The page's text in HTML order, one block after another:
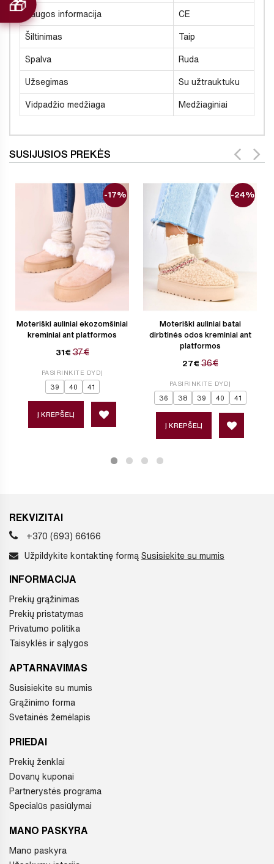
Saugos informacija CE
Šiltinimas Taip
Spalva Ruda
Užsegimas Su užtrauktuku
Vidpadžio medžiaga Medžiaginiai
SUSIJUSIOS PREKĖS
Moteriški auliniai ekozomšiniai
kreminiai ant platformos
31€ 37€
-17%
PASIRINKITE DYDĮ
39 40 41
Į KREPŠELĮ
Moteriški auliniai batai
dirbtinės odos kreminiai ant
platformos
27€ 36€
-24%
PASIRINKITE DYDĮ
36 38 39 40 41
Į KREPŠELĮ
REKVIZITAI
+370 (693) 66166
Užpildykite kontaktinę formą Susisiekite su mumis
INFORMACIJA
Prekių grąžinimas
Prekių pristatymas
Privatumo politika
Taisyklės ir sąlygos
APTARNAVIMAS
Susisiekite su mumis
Grąžinimo forma
Svetainės žemėlapis
PRIEDAI
Prekių ženklai
Dovanų kuponai
Partnerystės programa
Specialūs pasiūlymai
MANO PASKYRA
Mano paskyra